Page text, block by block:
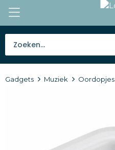
Tassen
Gadgets Muziek Oordopjes